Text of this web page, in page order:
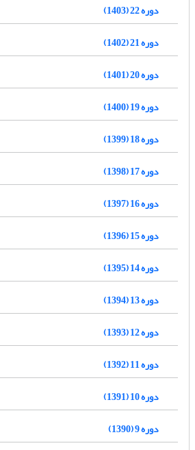
دوره 22 (1403)
دوره 21 (1402)
دوره 20 (1401)
دوره 19 (1400)
دوره 18 (1399)
دوره 17 (1398)
دوره 16 (1397)
دوره 15 (1396)
دوره 14 (1395)
دوره 13 (1394)
دوره 12 (1393)
دوره 11 (1392)
دوره 10 (1391)
دوره 9 (1390)